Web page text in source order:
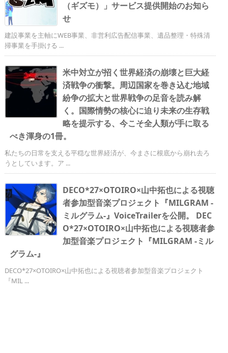
（ギズモ）」サービス提供開始のお知ら
せ
建設事業を主軸にWEB事業、非営利広告配信事業、遺品整理・特殊清
掃事業を手掛ける ...
米中対立が招く世界経済の崩壊と巨大経
済戦争の衝撃。周辺国家を巻き込む地域
紛争の拡大と世界戦争の足音を読み解
く。国際情勢の核心に迫り未来の生存戦
略を提示する、今こそ全人類が手に取る
べき渾身の1冊。
私たちの日常を支える平穏な世界経済が、今まさに根底から崩れ去ろ
うとしています。ア ...
DECO*27×OTOIRO×山中拓也による視聴
者参加型音楽プロジェクト『MILGRAM -
ミルグラム-』VoiceTrailerを公開。 DEC
O*27×OTOIRO×山中拓也による視聴者参
加型音楽プロジェクト『MILGRAM -ミル
グラム-』
DECO*27×OTOIRO×山中拓也による視聴者参加型音楽プロジェクト
『MIL ...